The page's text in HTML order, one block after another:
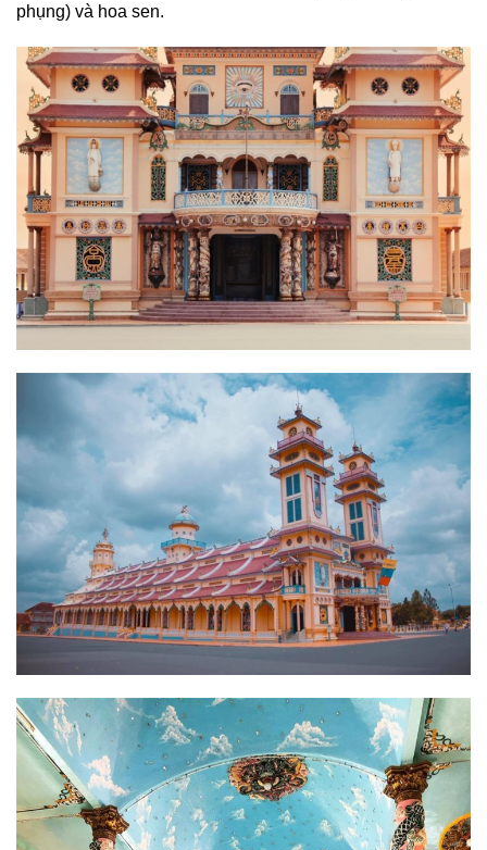
phụng) và hoa sen.